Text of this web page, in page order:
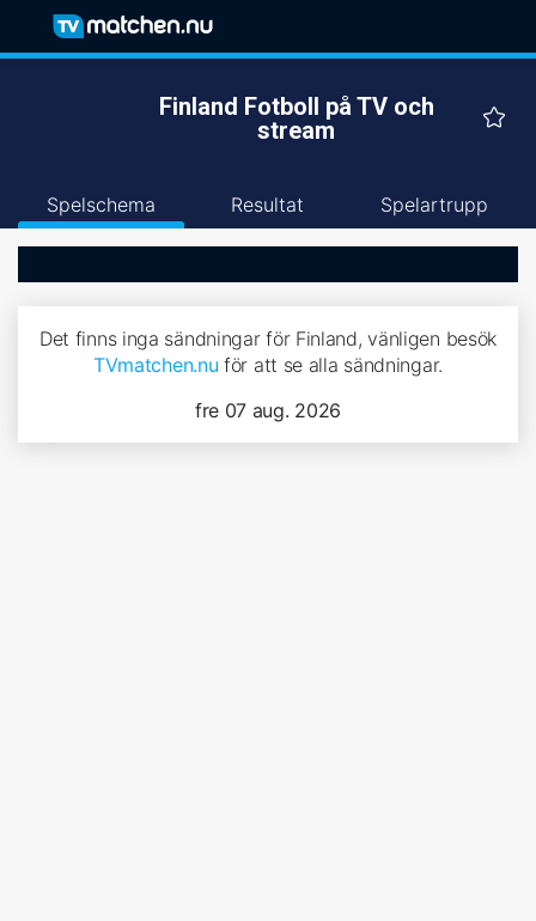
Finland Fotboll på TV och
stream
Spelschema Resultat Spelartrupp
Det finns inga sändningar för Finland, vänligen besök
TVmatchen.nu för att se alla sändningar.
fre 07 aug. 2026